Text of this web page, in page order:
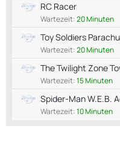
RC Racer
Wartezeit:20 Minuten
Toy Soldiers
Wartezeit:20 Minuten
The Twilight Zone
Wartezeit:15 Minuten
Spider-Man W.E.B.
Wartezeit:10 Minuten